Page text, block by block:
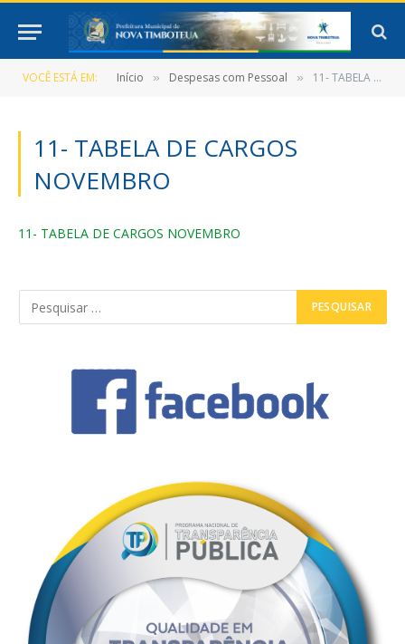
VOCÊ ESTÁ EM: Início » Despesas com Pessoal » 11- TABELA DE CARGOS NOVEMBRO
11- TABELA DE CARGOS
NOVEMBRO
11- TABELA DE CARGOS NOVEMBRO